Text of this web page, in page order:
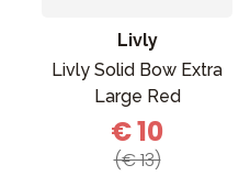
Livly
Livly Solid Bow Extra
Large Red
€ 10
(€ 13)